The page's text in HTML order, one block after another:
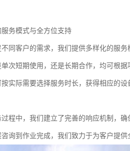
服务模式与全方位支持
同客户的需求，我们提供多样化的服务
次短期使用，还是长期合作，均可根据
实际需要选择服务时长，获得相应的设
程中，我们建立了完善的响应机制，确
咨询到作业完成，我们致力于为客户提